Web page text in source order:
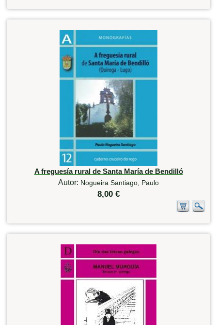
A freguesía rural de Santa María de Bendilló
Autor: Nogueira Santiago, Paulo
8,00 €